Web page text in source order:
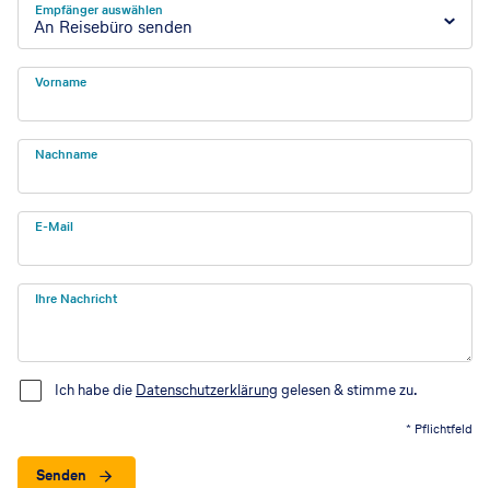
An Reisebüro senden
Empfänger auswählen
Vorname
Nachname
E-Mail
Ihre Nachricht
Ich habe die Datenschutzerklärung gelesen & stimme zu.
* Pflichtfeld
Senden